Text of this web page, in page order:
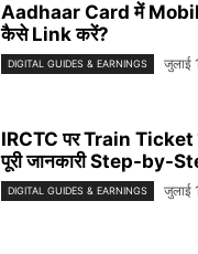
Aadhaar Card में
कैसे Link करें?
DIGITAL GUIDES & EARNINGS जुलाई
IRCTC पर Train
पूरी जानकारी Step-by-
DIGITAL GUIDES & EARNINGS जुलाई